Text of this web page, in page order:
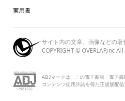
実用書
サイト内の文章、画像などの著
COPYRIGHT © OVERLAP,inc
ABJマークは、この電子書店・電子
コンテンツ使用許諾を得た正規版配